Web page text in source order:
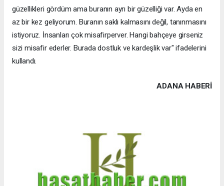
güzellikleri gördüm ama buranın ayrı bir güzelliği var. Ayda en
az bir kez geliyorum. Buranın saklı kalmasını değil, tanınmasını
istiyoruz. İnsanları çok misafirperver. Hangi bahçeye girseniz
sizi misafir ederler. Burada dostluk ve kardeşlik var" ifadelerini
kullandı.
ADANA HABERİ